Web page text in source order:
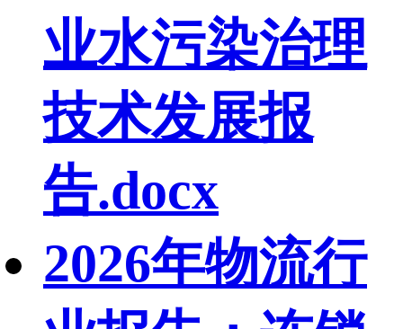
业水污染治理
技术发展报
告.docx
2026年物流行